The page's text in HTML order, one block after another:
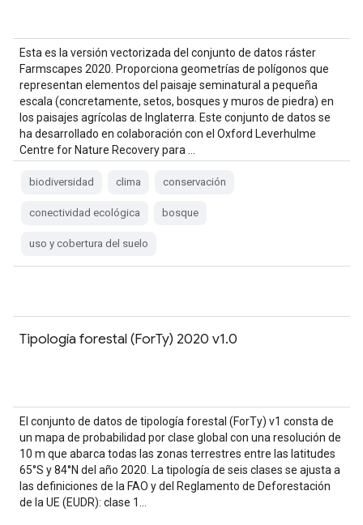
Esta es la versión vectorizada del conjunto de datos ráster
Farmscapes 2020. Proporciona geometrías de polígonos que
representan elementos del paisaje seminatural a pequeña
escala (concretamente, setos, bosques y muros de piedra) en
los paisajes agrícolas de Inglaterra. Este conjunto de datos se
ha desarrollado en colaboración con el Oxford Leverhulme
Centre for Nature Recovery para …
biodiversidad clima conservación
conectividad ecológica bosque
uso y cobertura del suelo
Tipología forestal (ForTy) 2020 v1.0
El conjunto de datos de tipología forestal (ForTy) v1 consta de
un mapa de probabilidad por clase global con una resolución de
10 m que abarca todas las zonas terrestres entre las latitudes
65°S y 84°N del año 2020. La tipología de seis clases se ajusta a
las definiciones de la FAO y del Reglamento de Deforestación
de la UE (EUDR): clase 1…